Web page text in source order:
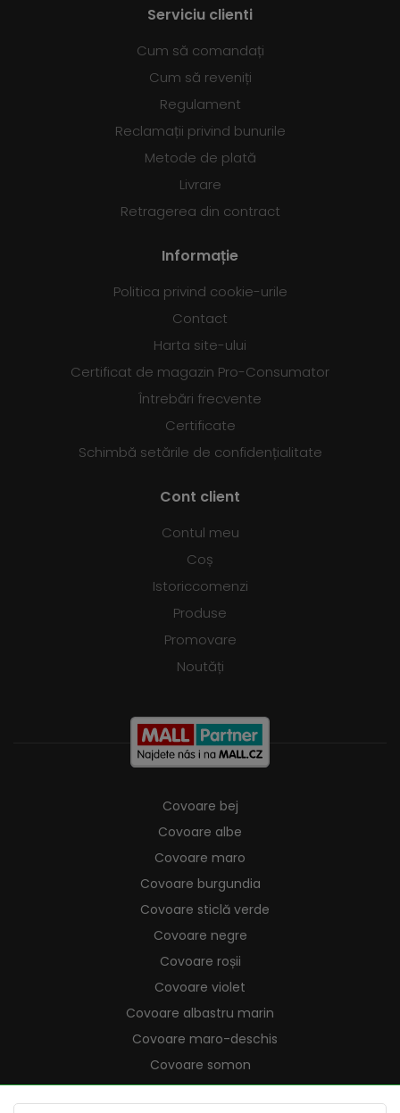
Serviciu clienti
Cum să comandați
Cum să reveniți
Regulament
Reclamații privind bunurile
Metode de plată
Livrare
Retragerea din contract
Informație
Politica privind cookie-urile
Contact
Harta site-ului
Certificat de magazin Pro-Consumator
Întrebări frecvente
Certificate
Schimbă setările de confidențialitate
Cont client
Contul meu
Coș
Istoriccomenzi
Produse
Promovare
Noutăți
Covoare bej
Covoare albe
Covoare maro
Covoare burgundia
Covoare sticlă verde
Covoare negre
Covoare roșii
Covoare violet
Covoare albastru marin
Covoare maro-deschis
Covoare somon
Covoare crem